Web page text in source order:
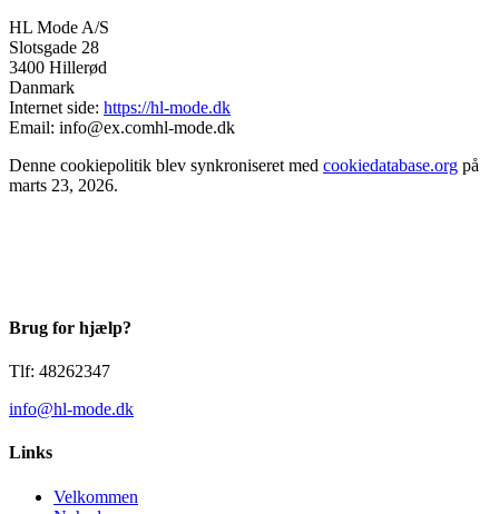
HL Mode A/S
Slotsgade 28
3400 Hillerød
Danmark
Internet side: https://hl-mode.dk
Email: info@ex.comhl-mode.dk
Denne cookiepolitik blev synkroniseret med cookiedatabase.org på
marts 23, 2026.
Brug for hjælp?
Tlf: 48262347
info@hl-mode.dk
Links
Velkommen